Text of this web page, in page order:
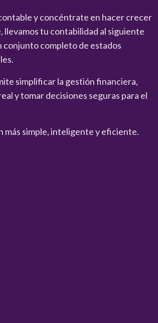
y concéntrate en hacer crecer
llevamos tu contabilidad al siguiente
conjunto completo de estados
simplificar la gestión financiera,
y tomar decisiones seguras para el
más simple, inteligente y eficiente.